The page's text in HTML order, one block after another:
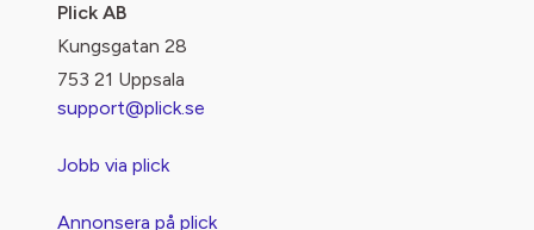
Plick AB
Kungsgatan 28
753 21 Uppsala
support@plick.se
Jobb via plick
Annonsera på plick